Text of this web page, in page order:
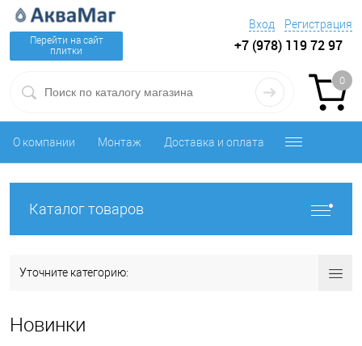
Перейти на сайт
плитки
Вход Регистрация
+7 (978) 119 72 97
0
О компании Монтаж Доставка и оплата
Каталог товаров
Уточните категорию:
Новинки